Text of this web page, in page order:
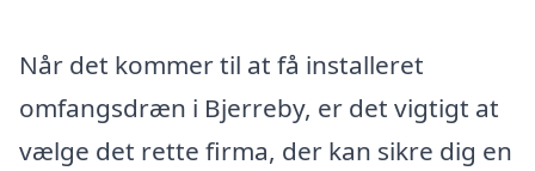
Når det kommer til at få installeret
omfangsdræn i Bjerreby, er det vigtigt at
vælge det rette firma, der kan sikre dig en